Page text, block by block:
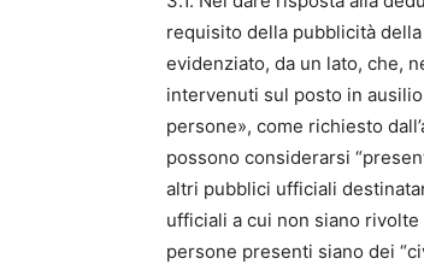
requisito della pubblicità
evidenziato, da un lato, che,
intervenuti sul posto in
persone», come richiesto
possono considerarsi
altri pubblici ufficiali
ufficiali a cui non siano
persone presenti siano dei